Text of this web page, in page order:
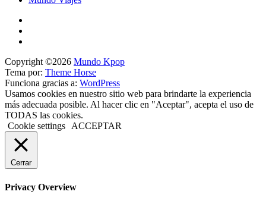
Copyright ©2026 Mundo Kpop
Tema por: Theme Horse
Funciona gracias a: WordPress
Usamos cookies en nuestro sitio web para brindarte la experiencia
más adecuada posible. Al hacer clic en "Aceptar", acepta el uso de
TODAS las cookies.
Cookie settings
ACCEPTAR
Cerrar
Privacy Overview